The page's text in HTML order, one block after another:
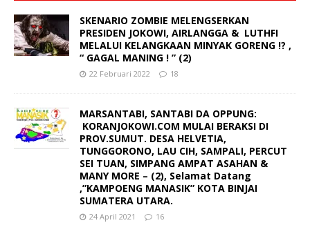
SKENARIO ZOMBIE MELENGSERKAN
PRESIDEN JOKOWI, AIRLANGGA & LUTHFI
MELALUI KELANGKAAN MINYAK GORENG !? ,
“ GAGAL MANING ! ” (2)
22 Februari 2022 18
MARSANTABI, SANTABI DA OPPUNG:
KORANJOKOWI.COM MULAI BERAKSI DI
PROV.SUMUT. DESA HELVETIA,
TUNGGORONO, LAU CIH, SAMPALI, PERCUT
SEI TUAN, SIMPANG AMPAT ASAHAN &
MANY MORE – (2), Selamat Datang
,”KAMPOENG MANASIK” KOTA BINJAI
SUMATERA UTARA.
24 April 2021 16